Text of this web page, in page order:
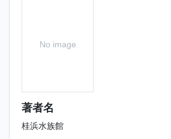
No image
著者名
桂浜水族館